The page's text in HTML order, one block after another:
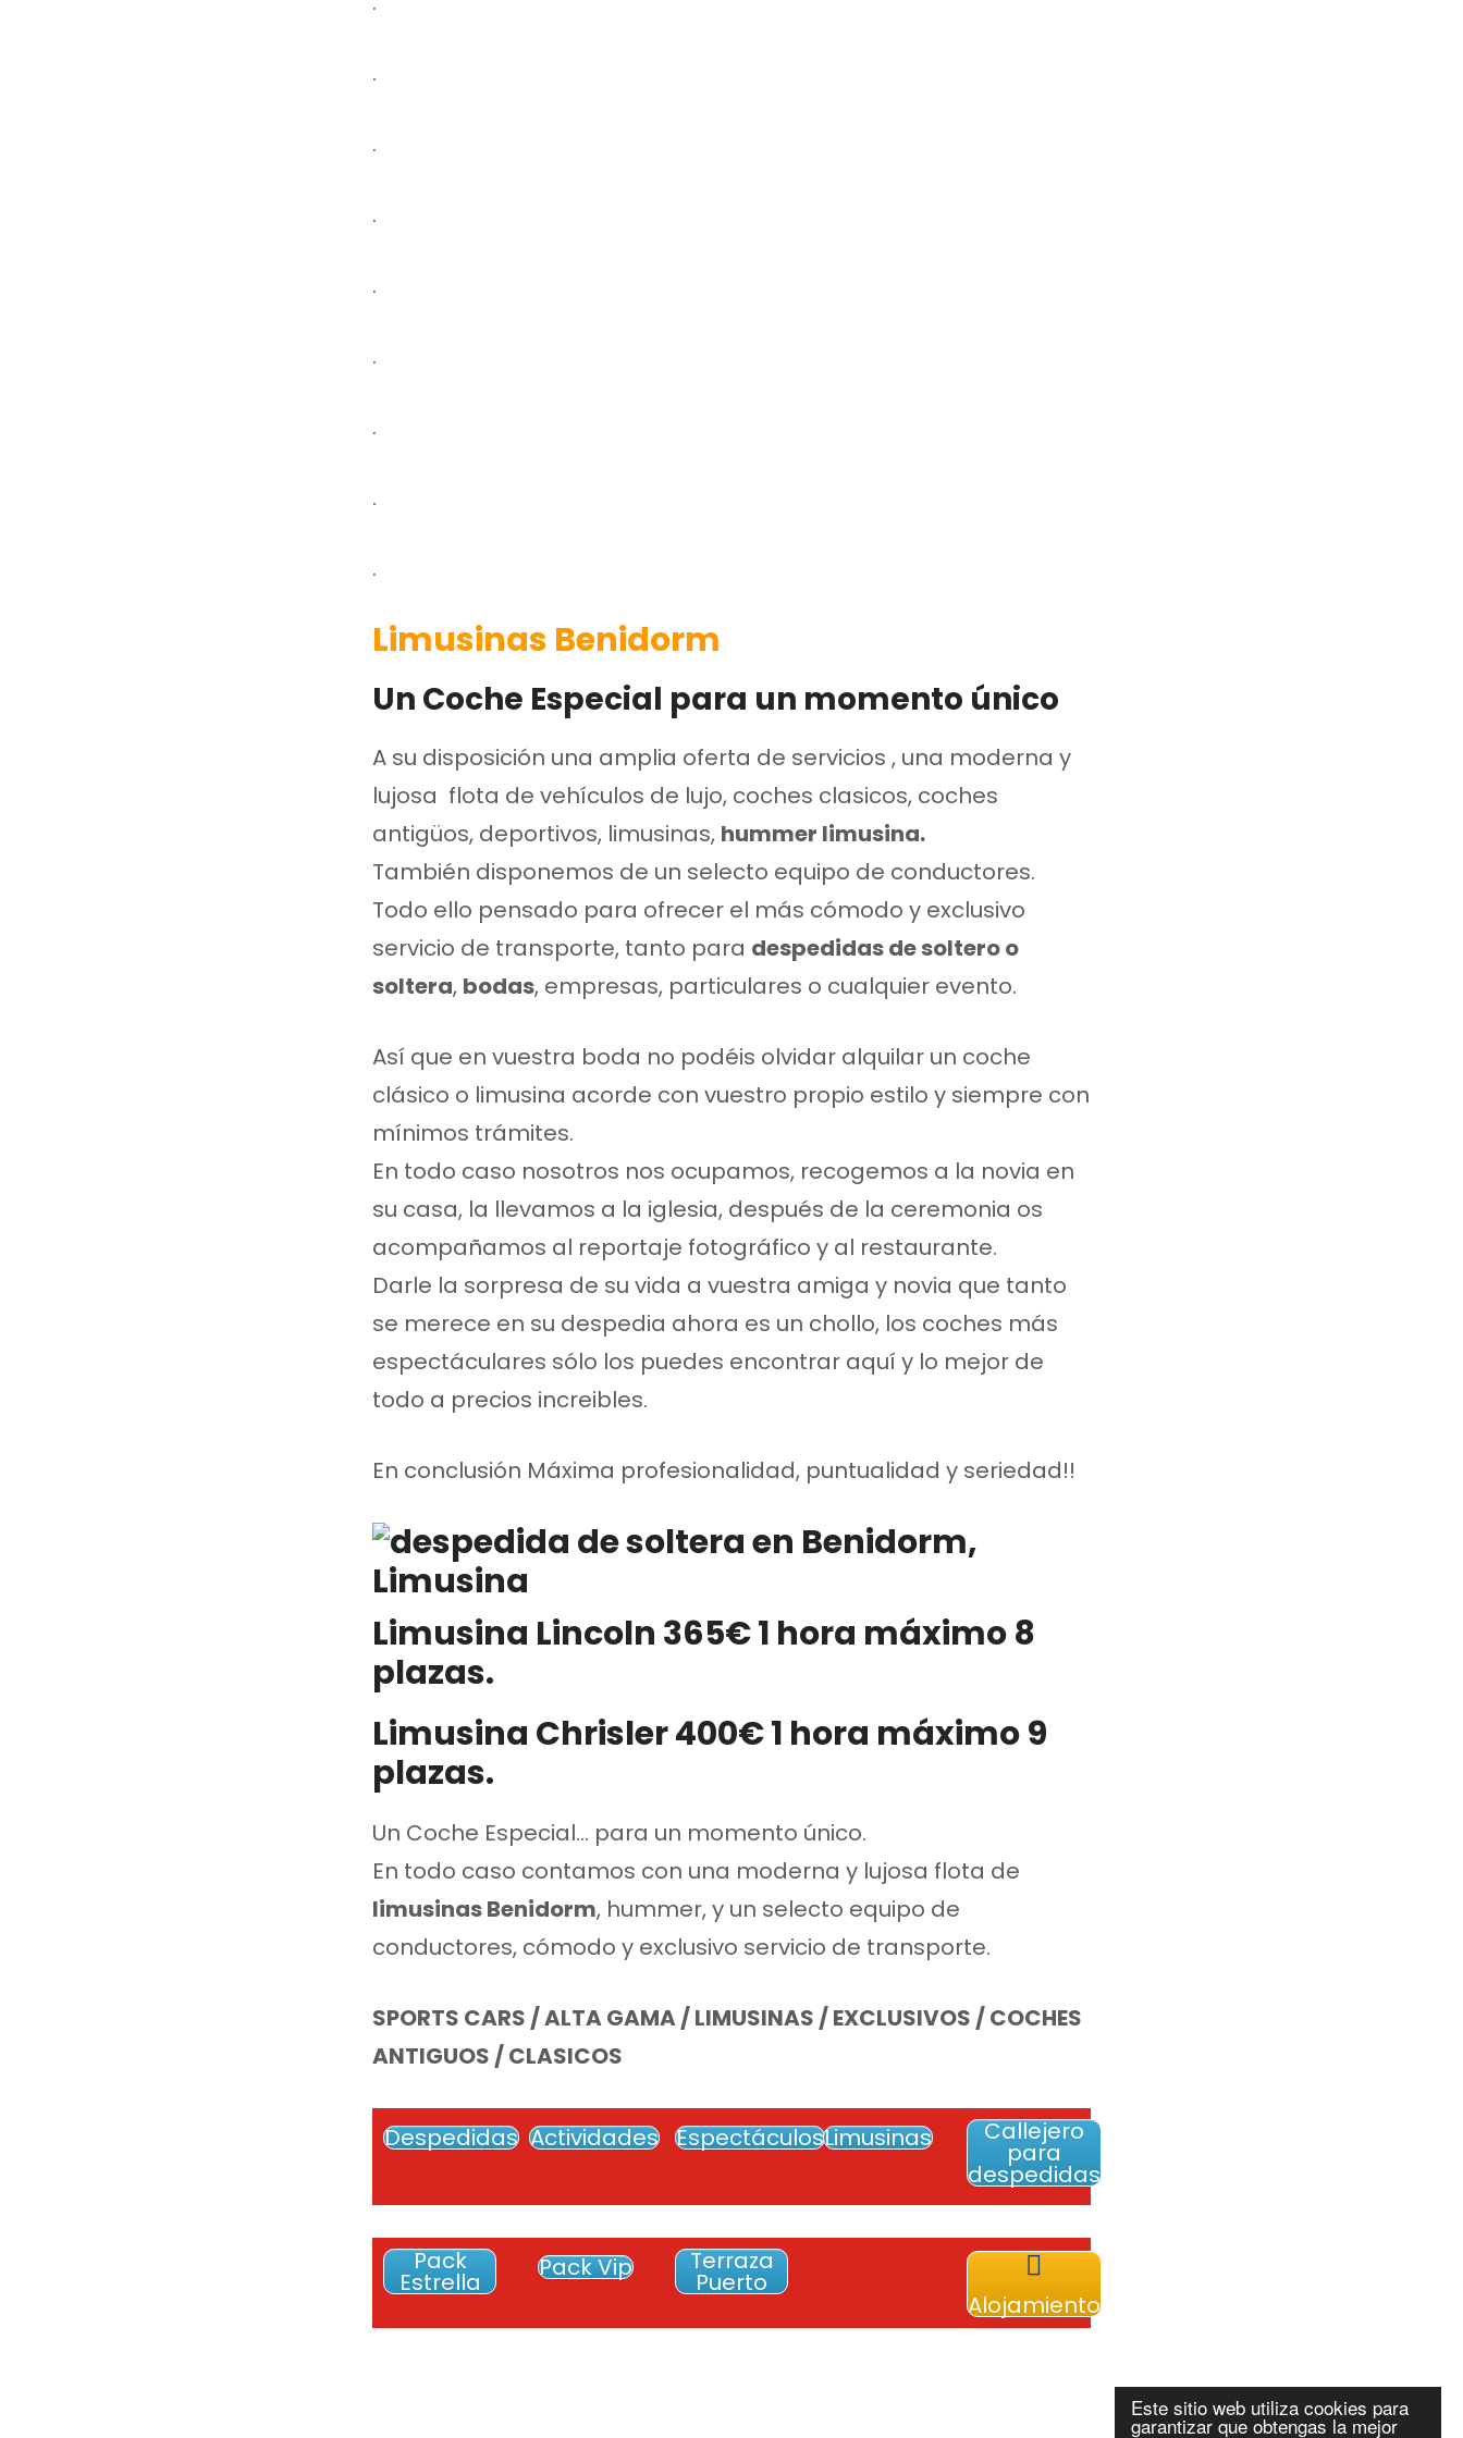
Este sitio web utiliza cookies para
garantizar que obtengas la mejor
.
.
.
.
.
.
.
.
Limusinas Benidorm
Un Coche Especial para un momento único
A su disposición una amplia oferta de servicios , una moderna y
lujosa flota de vehículos de lujo, coches clasicos, coches
antigüos, deportivos, limusinas, hummer limusina.
También disponemos de un selecto equipo de conductores.
Todo ello pensado para ofrecer el más cómodo y exclusivo
servicio de transporte, tanto para despedidas de soltero o
soltera, bodas, empresas, particulares o cualquier evento.
Así que en vuestra boda no podéis olvidar alquilar un coche
clásico o limusina acorde con vuestro propio estilo y siempre con
mínimos trámites.
En todo caso nosotros nos ocupamos, recogemos a la novia en
su casa, la llevamos a la iglesia, después de la ceremonia os
acompañamos al reportaje fotográfico y al restaurante.
Darle la sorpresa de su vida a vuestra amiga y novia que tanto
se merece en su despedia ahora es un chollo, los coches más
espectáculares sólo los puedes encontrar aquí y lo mejor de
todo a precios increibles.
En conclusión Máxima profesionalidad, puntualidad y seriedad!!
Limusina Lincoln 365€1 hora máximo 8
plazas.
Limusina Chrisler 400€1 hora máximo 9
plazas.
Un Coche Especial... para un momento único.
En todo caso contamos con una moderna y lujosa flota de
limusinas Benidorm, hummer, y un selecto equipo de
conductores, cómodo y exclusivo servicio de transporte.
SPORTS CARS / ALTA GAMA / LIMUSINAS / EXCLUSIVOS / COCHES
ANTIGUOS / CLASICOS
Despedidas Actividades EspectáculosLimusinas Callejero
para
despedidas
Pack
Estrella Pack Vip Terraza
Puerto
Alojamiento